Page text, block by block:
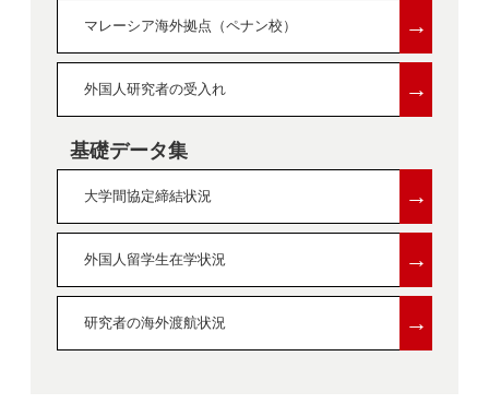
マレーシア海外拠点（ペナン校） →
外国人研究者の受入れ →
基礎データ集
大学間協定締結状況 →
外国人留学生在学状況 →
研究者の海外渡航状況 →